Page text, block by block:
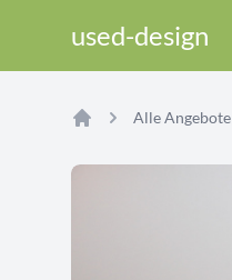
used-design
Alle Angebote